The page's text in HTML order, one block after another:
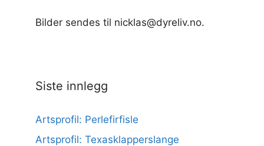
Bilder sendes til nicklas@dyreliv.no.
Siste innlegg
Artsprofil: Perlefirfisle
Artsprofil: Texasklapperslange